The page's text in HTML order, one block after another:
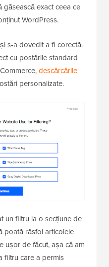
găsească exact ceea ce
WordPress.
s-a dovedit a fi corectă.
cu postările standard
descărcările
personalizate.
un filtru la o secțiune de
poată răsfoi articolele
ușor de făcut, așa că am
filtru care a permis